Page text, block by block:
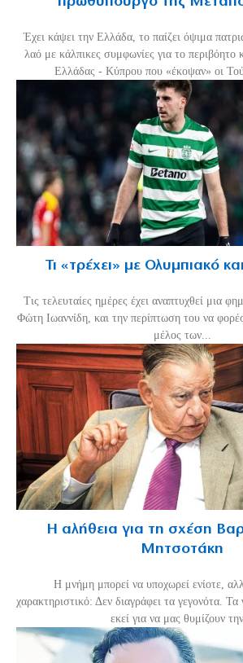
Έχει κάψει την Ελλάδα, το παίζει όψιμα
λαό με κάλπικες συμφωνίες για το περιβόητο
Ελλάδας - Κύπρου που «έκοψαν» οι
Τι «τρέχει» με Ολυμπιακό
Τις τελευταίες ημέρες έχει αναπτυχθεί μια
Φώτη Ιωαννίδη, και την περίπτωση του να
μέλος των...
Η αλήθεια για τη σχέση
Μητσοτάκη
H μνήμη μπορεί να υποχωρεί ενίοτε,
χαρακτηριστικό: Δεν διαγράφει τα γεγονότα. Τα
εκεί για να μας θυμίζουν